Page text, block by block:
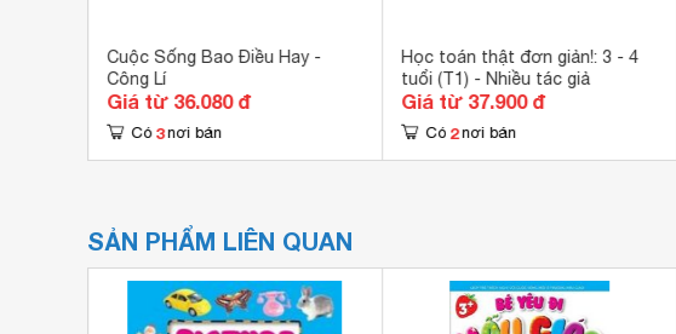
Cuộc Sống Bao Điều Hay -
Công Lí
Giá từ 36.080 đ
Có 3 nơi bán
Học toán thật đơn giản!: 3 - 4
tuổi (T1) - Nhiều tác giả
Giá từ 37.900 đ
Có 2 nơi bán
SẢN PHẨM LIÊN QUAN